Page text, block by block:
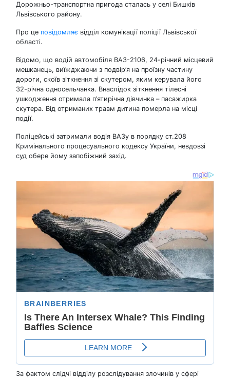
Дорожньо-транспортна пригода сталась у селі Бишків
Львівського району.
Про це повідомляє відділ комунікації поліції Львівської
області.
Відомо, що водій автомобіля ВАЗ-2106, 24-річний місцевий
мешканець, виїжджаючи з подвір’я на проїзну частину
дороги, скоїв зіткнення зі скутером, яким керувала його
32-річна односельчанка. Внаслідок зіткнення тілесні
ушкодження отримала п’ятирічна дівчинка – пасажирка
скутера. Від отриманих травм дитина померла на місці
події.
Поліцейські затримали водія ВАЗу в порядку ст.208
Кримінального процесуального кодексу України, невдовзі
суд обере йому запобіжний захід.
За фактом слідчі відділу розслідування злочинів у сфері